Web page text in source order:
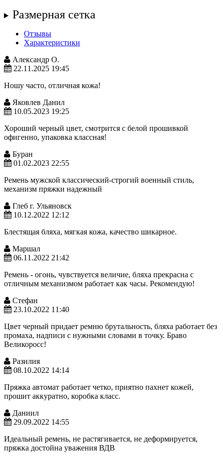
Размерная сетка
Отзывы
Характеристики
Александр О.
22.11.2025 19:45
Ношу часто, отличная кожа!
Яковлев Данил
10.05.2023 19:25
Хороший черный цвет, смотрится с белой прошивкой
офигенно, упаковка классная!
Буран
01.02.2023 22:55
Ремень мужской классический-строгий военный стиль,
механизм пряжки надежный
Глеб г. Ульяновск
10.12.2022 12:12
Блестящая бляха, мягкая кожа, качество шикарное.
Маршал
06.11.2022 21:42
Ремень - огонь, чувствуется величие, бляха прекрасна с
отличным механизмом работает как часы. Рекомендую!
Стефан
23.10.2022 11:40
Цвет черный придает ремню брутальность, бляха работает без
промаха, надписи с нужными словами в точку. Браво
Великоросс!
Разилия
08.10.2022 14:14
Пряжка автомат работает четко, приятно пахнет кожей,
прошит аккуратно, коробка класс.
Даниил
29.09.2022 14:55
Идеальный ремень, не растягивается, не деформируется,
пряжка достойна уважения ВДВ